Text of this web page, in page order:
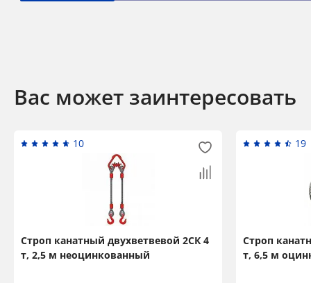
Вас может заинтересовать
10
Строп канатный двухветвевой 2СК 4
т, 2,5 м неоцинкованный
19
Строп
т, 6,5 м